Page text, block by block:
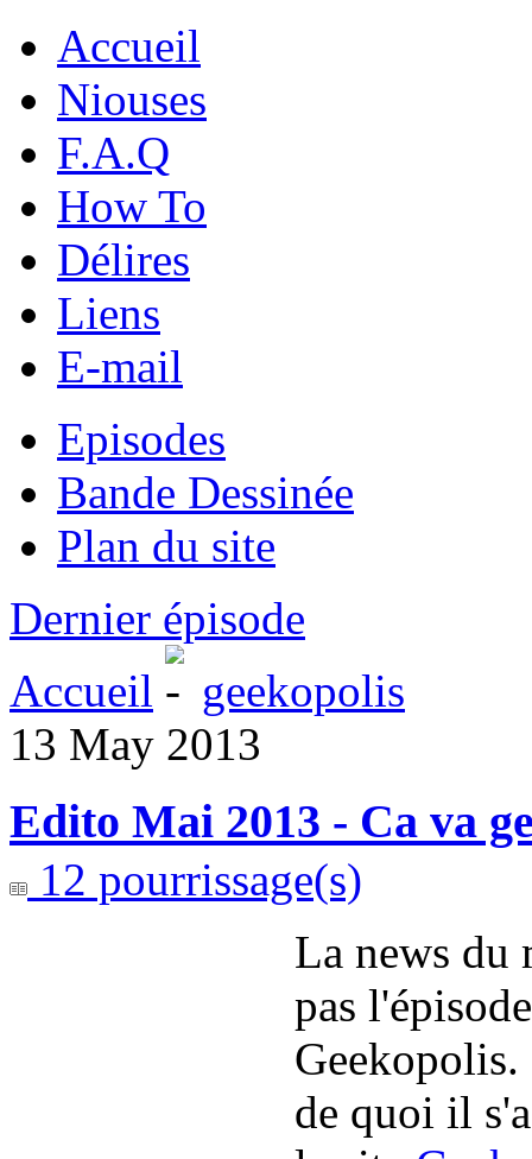
Accueil
Niouses
F.A.Q
How To
Délires
Liens
E-mail
Episodes
Bande Dessinée
Plan du site
Dernier épisode
Accueil
geekopolis
13 May 2013
Edito Mai 2013 - Ca va
12 pourrissage(s)
La news du
pas
Geekopolis.
de quoi il